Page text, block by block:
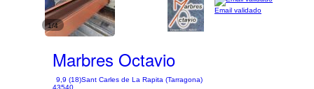
1/4
Marbres Octavio
9,9 (18)Sant Carles de La Rapita (Tarragona)
43540
Email validado